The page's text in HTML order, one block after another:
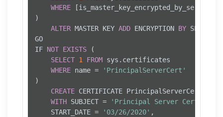
WHERE [is_master_key_encrypted_by_server]
)
ALTER MASTER KEY ADD ENCRYPTION BY SERVICE
GO
IF NOT EXISTS (
SELECT 1 FROM sys.certificates
WHERE name =
'PrincipalServerCert'
)
CREATE CERTIFICATE PrincipalServerCert
WITH SUBJECT =
'Principal Server
	START_DATE
= '03/26/2020' ,